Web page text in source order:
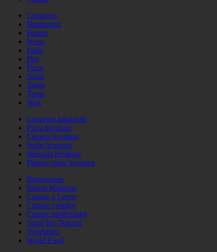
Couscous
Hamburger
Burger
Nems
Paëla
Phö
Pizza
Sushi
Tajine
Tapas
Wok
Livraison àdomicile
Pizza livraison
Chinois livraison
Sushi livraison
Japonais livraison
Plateau repas livraison
Bistronomie
Bistrot Moderne
Cuisine à l'azote
Cuisine créative
Cuisine moléculaire
Santé Bio Naturel
Végétarien
World Food